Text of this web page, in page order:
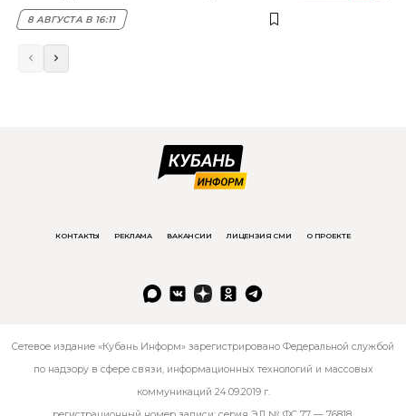
8 АВГУСТА В 16:11
КОНТАКТЫ РЕКЛАМА ВАКАНСИИ ЛИЦЕНЗИЯ СМИ О ПРОЕКТЕ
Сетевое издание «Кубань Информ» зарегистрировано Федеральной службой
по надзору в сфере связи, информационных технологий и массовых
коммуникаций 24.09.2019 г.